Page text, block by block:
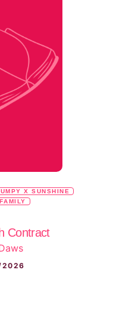
X SUNSHINE
Contract